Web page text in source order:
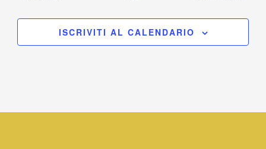
ISCRIVITI AL CALENDARIO